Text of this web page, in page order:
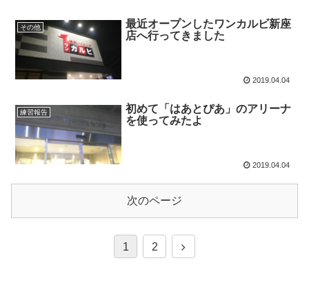
その他
最近オープンしたワンカルビ新座
店へ行ってきました
2019.04.04
練習報告
初めて「はあとぴあ」のアリーナ
を使ってみたよ
2019.04.04
次のページ
1 2